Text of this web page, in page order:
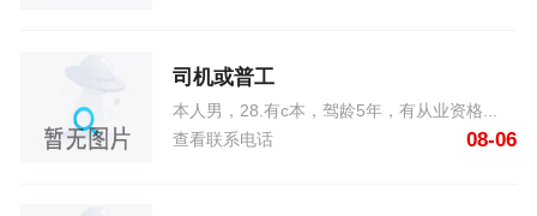
司机或普工
本人男，28.有c本，驾龄5年，有从业资格...
查看联系电话
08-06